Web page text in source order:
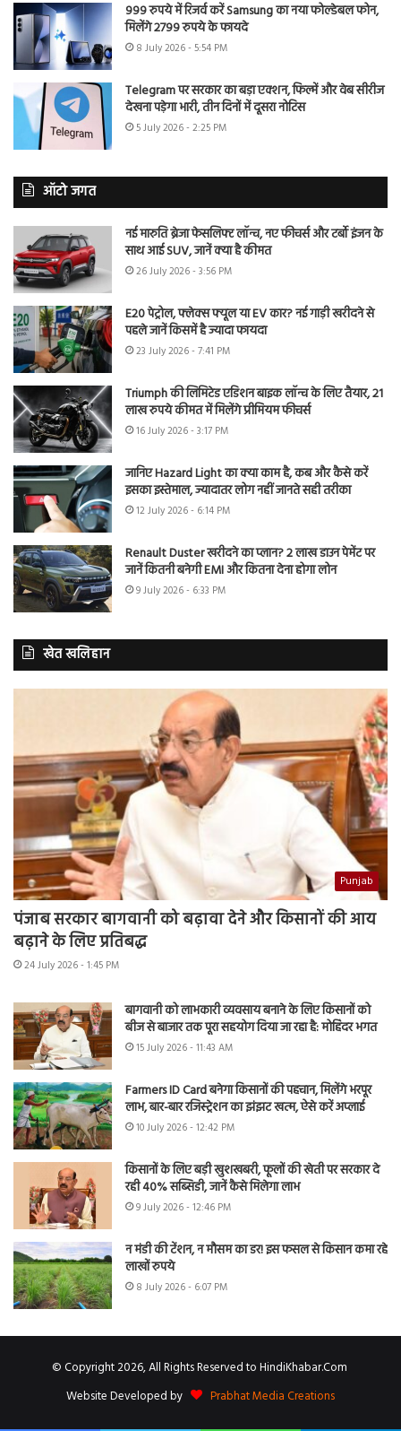
999 रुपये में रिजर्व करें Samsung का नया फोल्डेबल फोन,
मिलेंगे 2799 रुपये के फायदे
8 July 2026 - 5:54 PM
Telegram पर सरकार का बड़ा एक्शन, फिल्में और वेब सीरीज
देखना पड़ेगा भारी, तीन दिनों में दूसरा नोटिस
5 July 2026 - 2:25 PM
ऑटो जगत
नई मारुति ब्रेजा फेसलिफ्ट लॉन्च, नए फीचर्स और टर्बो इंजन के
साथ आई SUV, जानें क्या है कीमत
26 July 2026 - 3:56 PM
E20 पेट्रोल, फ्लेक्स फ्यूल या EV कार? नई गाड़ी खरीदने से
पहले जानें किसमें है ज्यादा फायदा
23 July 2026 - 7:41 PM
Triumph की लिमिटेड एडिशन बाइक लॉन्च के लिए तैयार, 21
लाख रुपये कीमत में मिलेंगे प्रीमियम फीचर्स
16 July 2026 - 3:17 PM
जानिए Hazard Light का क्या काम है, कब और कैसे करें
इसका इस्तेमाल, ज्यादातर लोग नहीं जानते सही तरीका
12 July 2026 - 6:14 PM
Renault Duster खरीदने का प्लान? 2 लाख डाउन पेमेंट पर
जानें कितनी बनेगी EMI और कितना देना होगा लोन
9 July 2026 - 6:33 PM
खेत खलिहान
Punjab
पंजाब सरकार बागवानी को बढ़ावा देने और किसानों की आय
बढ़ाने के लिए प्रतिबद्ध
24 July 2026 - 1:45 PM
बागवानी को लाभकारी व्यवसाय बनाने के लिए किसानों को
बीज से बाजार तक पूरा सहयोग दिया जा रहा है: मोहिंदर भगत
15 July 2026 - 11:43 AM
Farmers ID Card बनेगा किसानों की पहचान, मिलेंगे भरपूर
लाभ, बार-बार रजिस्ट्रेशन का झंझट खत्म, ऐसे करें अप्लाई
10 July 2026 - 12:42 PM
किसानों के लिए बड़ी खुशखबरी, फूलों की खेती पर सरकार दे
रही 40% सब्सिडी, जानें कैसे मिलेगा लाभ
9 July 2026 - 12:46 PM
न मंडी की टेंशन, न मौसम का डर! इस फसल से किसान कमा रहे
लाखों रुपये
8 July 2026 - 6:07 PM
© Copyright 2026, All Rights Reserved to HindiKhabar.Com
Website Developed by
Prabhat Media Creations